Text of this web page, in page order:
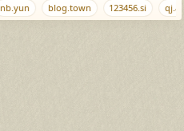
nb.yun blog.town 123456.si qj.al